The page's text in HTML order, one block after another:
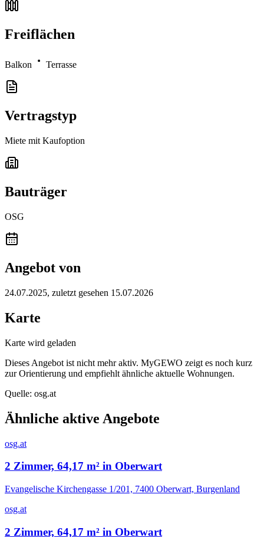
Freiflächen
Balkon Terrasse
Vertragstyp
Miete mit Kaufoption
Bauträger
OSG
Angebot von
24.07.2025, zuletzt gesehen 15.07.2026
Karte
Karte wird geladen
Dieses Angebot ist nicht mehr aktiv. MyGEWO zeigt es noch kurz
zur Orientierung und empfiehlt ähnliche aktuelle Wohnungen.
Quelle: osg.at
Ähnliche aktive Angebote
osg.at
2 Zimmer, 64,17 m² in Oberwart
Evangelische Kirchengasse 1/201, 7400 Oberwart, Burgenland
osg.at
2 Zimmer, 64,17 m² in Oberwart